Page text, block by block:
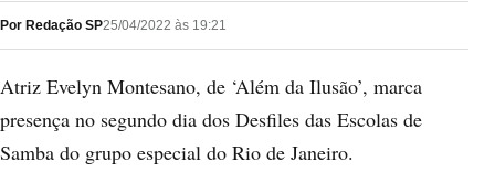
Por Redação SP25/04/2022 às 19:21
Atriz Evelyn Montesano, de ‘Além da Ilusão’, marca
presença no segundo dia dos Desfiles das Escolas de
Samba do grupo especial do Rio de Janeiro.